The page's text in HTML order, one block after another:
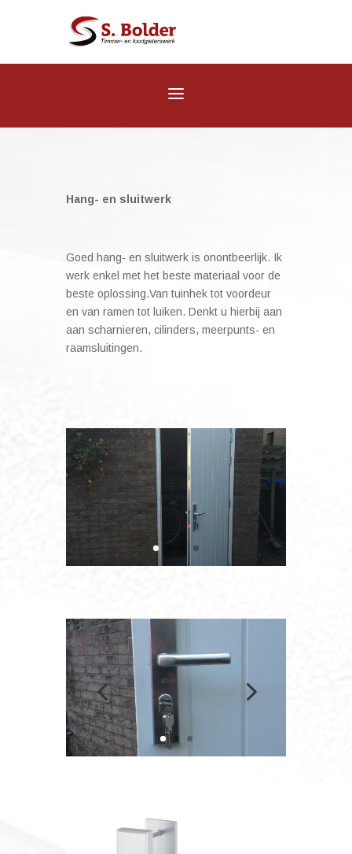
Hang- en sluitwerk
Goed hang- en sluitwerk is onontbeerlijk. Ik
werk enkel met het beste materiaal voor de
beste oplossing.Van tuinhek tot voordeur
en van ramen tot luiken. Denkt u hierbij aan
aan scharnieren, cilinders, meerpunts- en
raamsluitingen.